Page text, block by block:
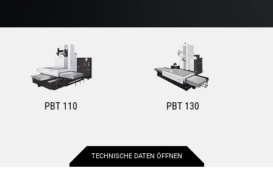
PBT 110 PBT 130
TECHNISCHE DATEN ÖFFNEN